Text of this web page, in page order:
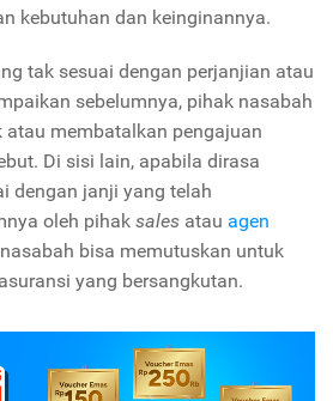
kebutuhan dan keinginannya.
tak sesuai dengan perjanjian atau
sebelumnya, pihak nasabah
atau membatalkan pengajuan
Di sisi lain, apabila dirasa
dengan janji yang telah
oleh pihak sales atau agen
bisa memutuskan untuk
yang bersangkutan.